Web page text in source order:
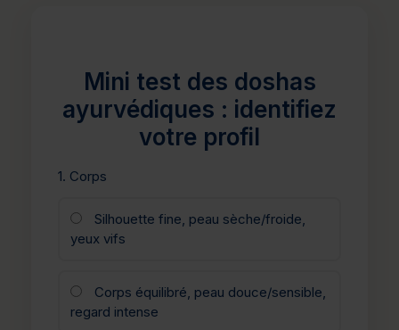
Mini test des doshas
ayurvédiques : identifiez
votre profil
1. Corps
Silhouette fine, peau sèche/froide,
yeux vifs
Corps équilibré, peau douce/sensible,
regard intense